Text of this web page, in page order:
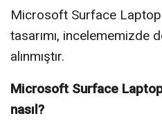
Microsoft Surface Laptop
tasarımı, incelememizde
alınmıştır.
Microsoft Surface
nasıl?